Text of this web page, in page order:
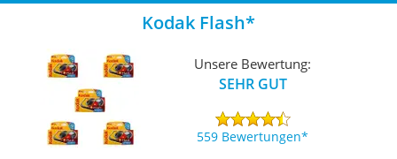
Kodak Flash
Unsere Bewertung:
SEHR GUT
559 Bewertungen